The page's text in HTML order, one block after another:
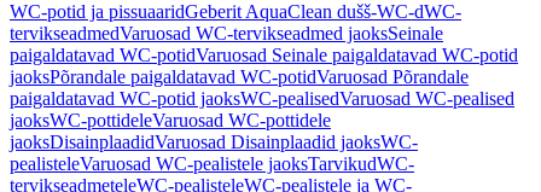
WC-potid ja pissuaaridGeberit AquaClean dušš-WC-dWC-
tervikseadmedVaruosad WC-tervikseadmed jaoksSeinale
paigaldatavad WC-potidVaruosad Seinale paigaldatavad WC-potid
jaoksPõrandale paigaldatavad WC-potidVaruosad Põrandale
paigaldatavad WC-potid jaoksWC-pealisedVaruosad WC-pealised
jaoksWC-pottideleVaruosad WC-pottidele
jaoksDisainplaadidVaruosad Disainplaadid jaoksWC-
pealisteleVaruosad WC-pealistele jaoksTarvikudWC-
tervikseadmeteleWC-pealisteleWC-pealistele ja WC-